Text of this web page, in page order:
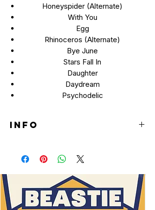
Honeyspider (Alternate)
With You
Egg
Rhinoceros (Alternate)
Bye June
Stars Fall In
Daughter
Daydream
Psychodelic
INFO